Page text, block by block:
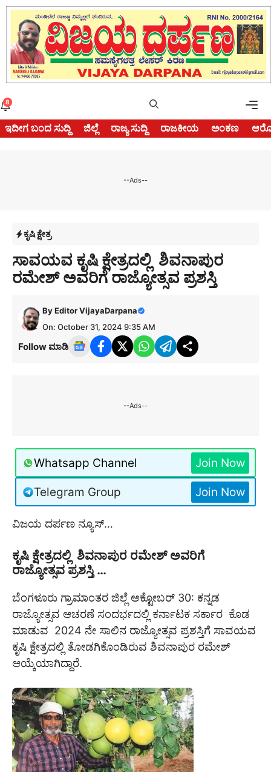
Skip
content
8
ಇದೀಗ ಬಂದ ಸುದ್ದಿ ಜಿಲ್ಲೆ ರಾಜ್ಯ ಸುದ್ದಿ ರಾಜಕೀಯ ಅಂಕಣ
--Ads--
ಕೃಷಿ ಕ್ಷೇತ್ರ
ಸಾವಯವ ಕೃಷಿ ಕ್ಷೇತ್ರದಲ್ಲಿ ಶಿವನಾಪುರ
ರಮೇಶ್ ಅವರಿಗೆ ರಾಜ್ಯೋತ್ಸವ ಪ್ರಶಸ್ತಿ
ByEditor VijayaDarpana
On: October 31, 2024 9:35 AM
Follow ಮಾಡಿ
--Ads--
Whatsapp Channel Join Now
Telegram Group Join Now
ವಿಜಯ ದರ್ಪಣ ನ್ಯೂಸ್…
ಕೃಷಿ ಕ್ಷೇತ್ರದಲ್ಲಿ ಶಿವನಾಪುರ ರಮೇಶ್ ಅವರಿಗೆ
ರಾಜ್ಯೋತ್ಸವ ಪ್ರಶಸ್ತಿ …
ಬೆಂಗಳೂರು ಗ್ರಾಮಾಂತರ ಜಿಲ್ಲೆ ಅಕ್ಟೋಬರ್ 30: ಕನ್ನಡ
ರಾಜ್ಯೋತ್ಸವ ಆಚರಣೆ ಸಂದರ್ಭದಲ್ಲಿ ಕರ್ನಾಟಕ ಸರ್ಕಾರ ಕೊಡ
ಮಾಡುವ 2024 ನೇ ಸಾಲಿನ ರಾಜ್ಯೋತ್ಸವ ಪ್ರಶಸ್ತಿಗೆ ಸಾವಯವ
ಕೃಷಿ ಕ್ಷೇತ್ರದಲ್ಲಿ ತೋಡಗಿಕೊಂಡಿರುವ ಶಿವನಾಪುರ ರಮೇಶ್
ಆಯ್ಕೆಯಾಗಿದ್ದಾರೆ.